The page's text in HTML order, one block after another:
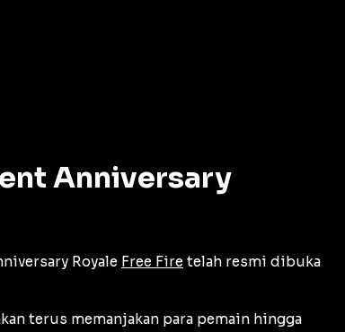
Anniversary
Royale Free Fire telah resmi dibuka
terus memanjakan para pemain hingga